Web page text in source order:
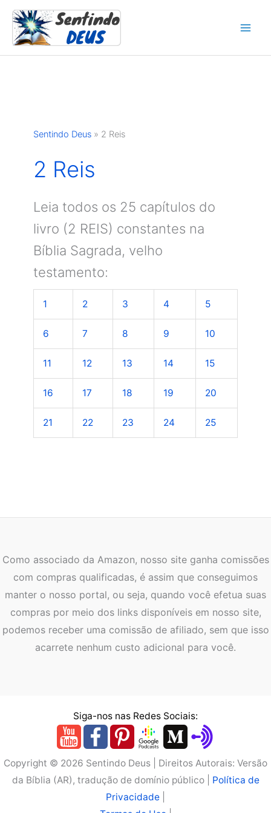
para
conteúdo
Sentindo Deus» 2 Reis
2 Reis
Leia todos os 25 capítulos do
livro (2 REIS) constantes na
Bíblia Sagrada, velho
testamento:
1 2 3 4 5
6 7 8 9 10
11 12 13 14 15
16 17 18 19 20
21 22 23 24 25
Como associado da Amazon, nosso site ganha comissões
com compras qualificadas, é assim que conseguimos
manter o nosso portal, ou seja, quando você efetua suas
compras por meio dos links disponíveis em nosso site,
podemos receber uma comissão de afiliado, sem que isso
acarrete nenhum custo adicional para você.
Siga-nos nas Redes Sociais:
Copyright © 2026 Sentindo Deus | Direitos Autorais: Versão
da Bíblia (AR), tradução de domínio público | Política de
Privacidade